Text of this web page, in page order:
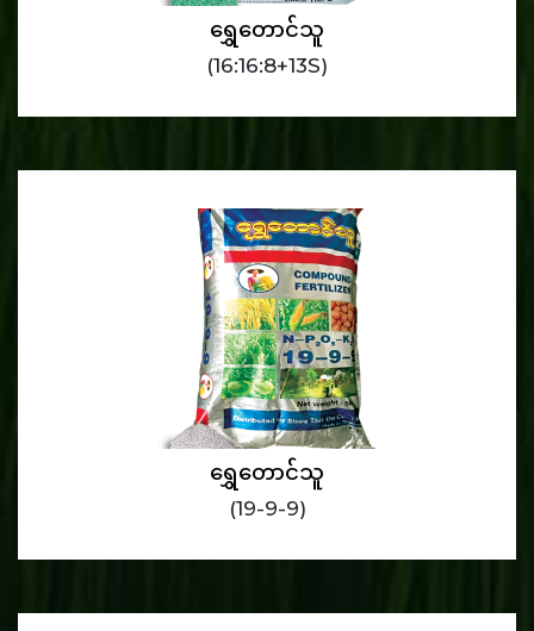
ရွှေတောင်သူ
(16:16:8+13S)
ရွှေတောင်သူ
(19-9-9)